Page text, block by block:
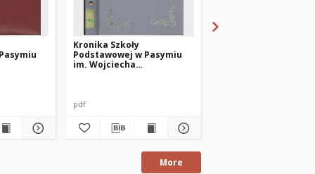
Kronika Szkoły
Podstawowej w Pasymiu
im. Wojciecha
pdf
More